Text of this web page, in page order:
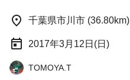
千葉県市川市 (36.80km)
2017年3月12日(日)
TOMOYA.T